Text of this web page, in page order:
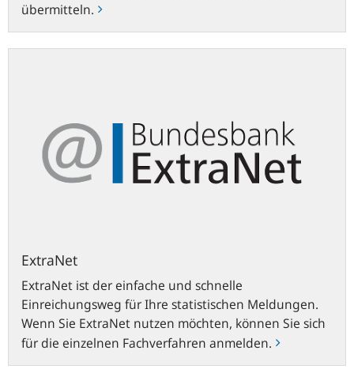
übermitteln.
ExtraNet
ExtraNet ist der einfache und schnelle
Einreichungsweg für Ihre statistischen Meldungen.
Wenn Sie ExtraNet nutzen möchten, können Sie sich
für die einzelnen Fachverfahren anmelden.